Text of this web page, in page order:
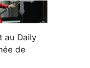
au Daily
de